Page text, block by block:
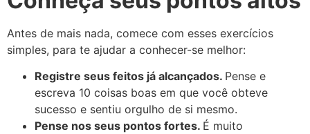
Antes de mais nada, comece com esses exercícios
simples, para te ajudar a conhecer-se melhor:
Registre seus feitos já alcançados. Pense e
escreva 10 coisas boas em que você obteve
sucesso e sentiu orgulho de si mesmo.
Pense nos seus pontos fortes. É muito